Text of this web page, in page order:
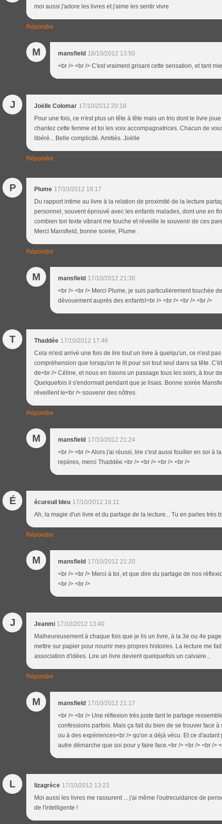
moi aussi j'adore les livres et j'aime les sentir vivre
Répondre
M mansfield 18/10/2012 13:50
<br /> <br /> C'est vraiment grisant cette sensation, et tant
J Joëlle Colomar 17/10/2012 20:18
Pour une fois, ce n'est plus un tête à tête mais un trio dont le livre
chantez cette femme et toi les voix accompagnatrices. Chacun de
libéré... Belle complicité. Amitiés. Joëlle
Répondre
P Plume 17/10/2012 18:17
Du rapport intime au livre à la relation de proximité de la lecture
personnel, souvent éprouvé avec les enfants malades, dont une en
combien ton texte vibrant me touche et réveille le souvenir de ces
Merci Mansfield, bonne soirée, Plume .
Répondre
M mansfield 17/10/2012 21:30
<br /> <br /> Merci Plume, je suis particulièrement touchée
dévouement auprès des enfants!<br /> <br /> <br /> <br />
T Thaddée 17/10/2012 17:46
Cela m'est arrivé une fois de lire tout un livre à quelqu'un, ce n'est
compréhension que lorsqu'on le lit pour soi tout seul dans sa tête.
de<br /> Céline, et nous en lisions un passage tous les soirs, à tour
Quelquefois il s'endormait pendant que je lisais. Bonne soirée
réveillent le<br /> souvenir des nôtres.
Répondre
M mansfield 17/10/2012 21:24
<br /> <br /> Alors j'ai réussi, lire c'est aussi fouiller en soi à
repères, merci Thaddée.<br /> <br /> <br /> <br />
É écureuil bleu 17/10/2012 16:11
Ah, la magie d'un livre et du partage de la lecture... Tu en parles très
Répondre
M mansfield 17/10/2012 21:20
<br /> <br /> Merci à toi, et que dire du partage de nos
<br /> <br />
J Jeanmi 17/10/2012 13:40
Malheureusement à chaque fois que je lis un livre, à la 3e ou 4e
mettre sur papier pour nourrir mes propres histoires. La lecture me
association d'idées. Lire un livre devient quelquefois un calvaire...
Répondre
M mansfield 17/10/2012 21:17
<br /> <br /> Une réflexion très juste tant le partage
confessions parfois. Mais ça fait du bien de se trouver face
ou à des expériences<br /> qu'on a déjà vécu. Et ce
autre démarche que soi pour y faire face.<br /> <br /> <br />
L lizagrèce 17/10/2012 13:23
Moi aussi les livres me rassurent ... j'ai même l'outrecuidance de
de l'intelligente !